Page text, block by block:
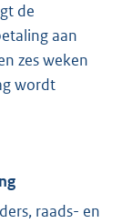
de
aan
zes weken
wordt
raads- en